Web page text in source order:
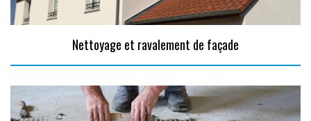
Nettoyage et ravalement de façade